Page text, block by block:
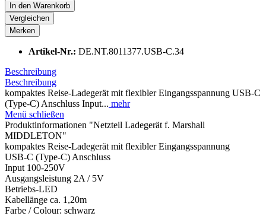
In den Warenkorb
Vergleichen
Merken
Artikel-Nr.: DE.NT.8011377.USB-C.34
Beschreibung
Beschreibung
kompaktes Reise-Ladegerät mit flexibler Eingangsspannung USB-C
(Type-C) Anschluss Input... mehr
Menü schließen
Produktinformationen "Netzteil Ladegerät f. Marshall
MIDDLETON"
kompaktes Reise-Ladegerät mit flexibler Eingangsspannung
USB-C (Type-C) Anschluss
Input 100-250V
Ausgangsleistung 2A / 5V
Betriebs-LED
Kabellänge ca. 1,20m
Farbe / Colour: schwarz